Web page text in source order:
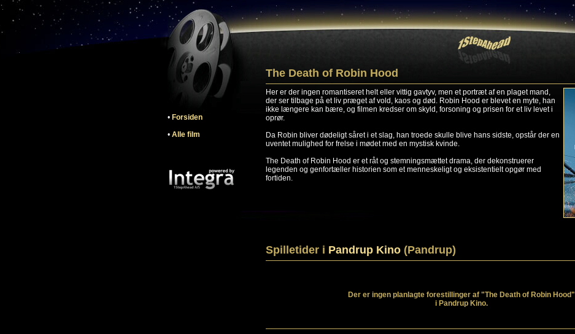
• Forsiden
• Alle film
The Death of Robin Hood
Her er der ingen romantiseret helt eller vittig gavtyv, men et portræt af en plaget mand,
der ser tilbage på et liv præget af vold, kaos og død. Robin Hood er blevet en myte, han
ikke længere kan bære, og filmen kredser om skyld, forsoning og prisen for et liv levet i
oprør.
Da Robin bliver dødeligt såret i et slag, han troede skulle blive hans sidste, opstår der en
uventet mulighed for frelse i mødet med en mystisk kvinde.
The Death of Robin Hood er et råt og stemningsmættet drama, der dekonstruerer
legenden og genfortæller historien som et menneskeligt og eksistentielt opgør med
fortiden.
Spilletider i Pandrup Kino (Pandrup)
Der er ingen planlagte forestillinger af "The Death of Robin Hood"
i Pandrup Kino.